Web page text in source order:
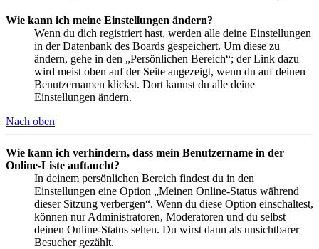
Wie kann ich meine Einstellungen ändern?
Wenn du dich registriert hast, werden alle deine Einstellungen
in der Datenbank des Boards gespeichert. Um diese zu
ändern, gehe in den „Persönlichen Bereich“; der Link dazu
wird meist oben auf der Seite angezeigt, wenn du auf deinen
Benutzernamen klickst. Dort kannst du alle deine
Einstellungen ändern.
Nach oben
Wie kann ich verhindern, dass mein Benutzername in der
Online-Liste auftaucht?
In deinem persönlichen Bereich findest du in den
Einstellungen eine Option „Meinen Online-Status während
dieser Sitzung verbergen“. Wenn du diese Option einschaltest,
können nur Administratoren, Moderatoren und du selbst
deinen Online-Status sehen. Du wirst dann als unsichtbarer
Besucher gezählt.